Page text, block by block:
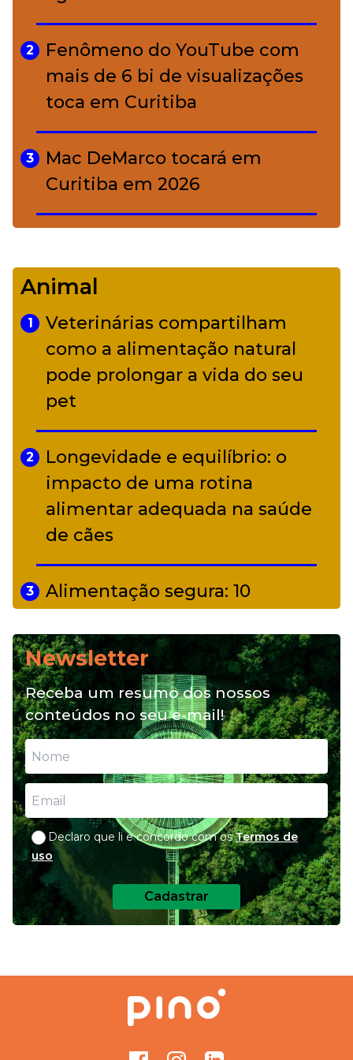
A ciência por trás da skincare: a
função de cada ativo
2
Fenômeno do YouTube com
mais de 6 bi de visualizações
toca em Curitiba
3
Mac DeMarco tocará em
Curitiba em 2026
Camerata tem repertório
diverso a partir de R$ 17
Adriana Calcanhotto retoma
alter ego infantil para show em
Curitiba
Animal
1
Veterinárias compartilham
como a alimentação natural
pode prolongar a vida do seu
pet
2
Longevidade e equilíbrio: o
impacto de uma rotina
alimentar adequada na saúde
de cães
3
Alimentação segura: 10
4
Alimentação natural e mix
feeding: conheça essas opções
para nutrição do seu pet
Newsletter
Receba um resumo dos nossos
conteúdos no seu e-mail!
Declaro que li e concordo com os Termos de
uso
Cadastrar